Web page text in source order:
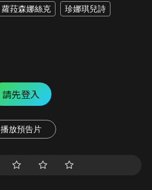
蘿菈森娜絲克
珍娜琪兒詩
請先登入
播放預告片